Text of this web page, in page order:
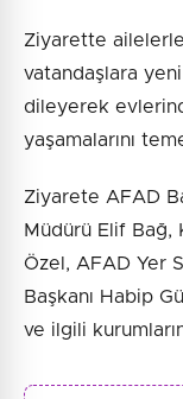
Ziyarette
vatandaşlara yeni
dileyerek
yaşamalarını
Ziyarete AFAD
Müdürü Elif Bağ,
Özel, AFAD Yer
Başkanı Habip
ve ilgili